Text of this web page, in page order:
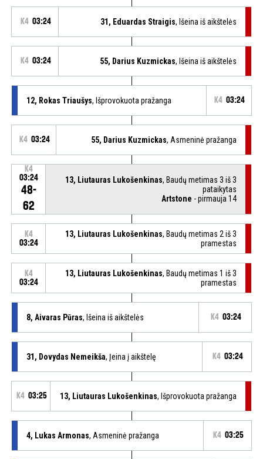
K4 03:24 31, Eduardas Straigis, Išeina iš aikštelės
K4 03:24 55, Darius Kuzmickas, Išeina iš aikštelės
12, Rokas Triaušys, Išprovokuota pražanga K4 03:24
K4 03:24 55, Darius Kuzmickas, Asmeninė pražanga
K4
03:24
48-
62
13, Liutauras Lukošenkinas, Baudų metimas 3 iš 3
pataikytas
Artstone - pirmauja 14
K4
03:24
13, Liutauras Lukošenkinas, Baudų metimas 2 iš 3
pramestas
K4
03:24
13, Liutauras Lukošenkinas, Baudų metimas 1 iš 3
pramestas
8, Aivaras Pūras, Išeina iš aikštelės K4 03:24
31, Dovydas Nemeikša, Įeina į aikštelę K4 03:24
K4 03:25 13, Liutauras Lukošenkinas, Išprovokuota pražanga
4, Lukas Armonas, Asmeninė pražanga K4 03:25